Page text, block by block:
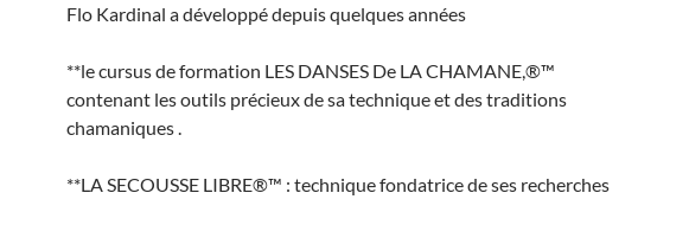
Flo Kardinal a développé depuis quelques années
**le cursus de formation LES DANSES De LA CHAMANE,®™
contenant les outils précieux de sa technique et des traditions
chamaniques .
**LA SECOUSSE LIBRE®™ : technique fondatrice de ses recherches